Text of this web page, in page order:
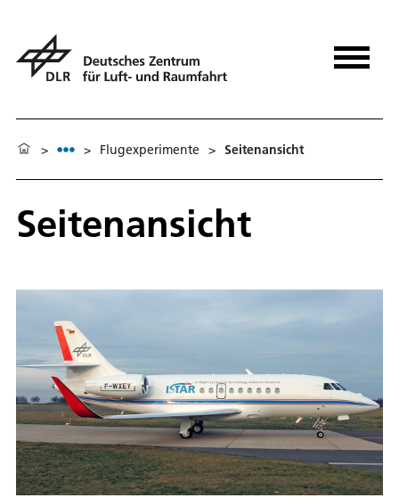
> > Flugexperimente > Seitenansicht
Seitenansicht